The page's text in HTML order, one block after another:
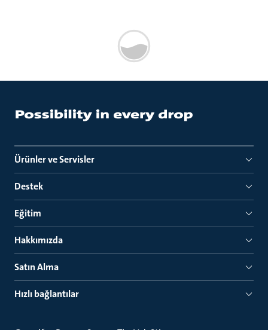
Ürünler ve Servisler
Destek
Eğitim
Hakkımızda
Satın Alma
Hızlı bağlantılar